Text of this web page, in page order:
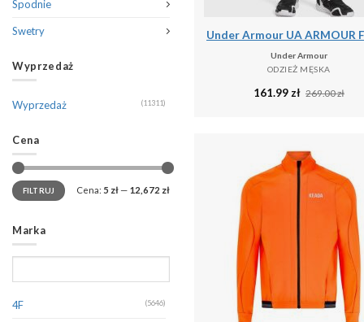
Spodnie
Swetry
Wyprzedaż
Wyprzedaż (11311)
Cena
FILTRUJ Cena: 5 zł — 12,672 zł
Marka
4F (5646)
Under Armour
ODZIEŻ MĘSKA
161.99 zł 269.00zł